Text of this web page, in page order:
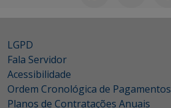
LGPD
Fala Servidor
Acessibilidade
Ordem Cronológica de Pagamentos
Planos de Contratações Anuais